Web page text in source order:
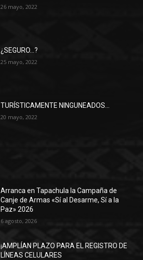
26 mayo, 2022
¿SEGURO…?
25 mayo, 2022
TURÍSTICAMENTE NINGUNEADOS…
20 mayo, 2022
Arranca en Tapachula la Campaña de
Canje de Armas «Sí al Desarme, Sí a la
Paz» 2026
6 agosto, 2026
¡AMPLÍAN PLAZO PARA EL REGISTRO DE
LÍNEAS CELULARES